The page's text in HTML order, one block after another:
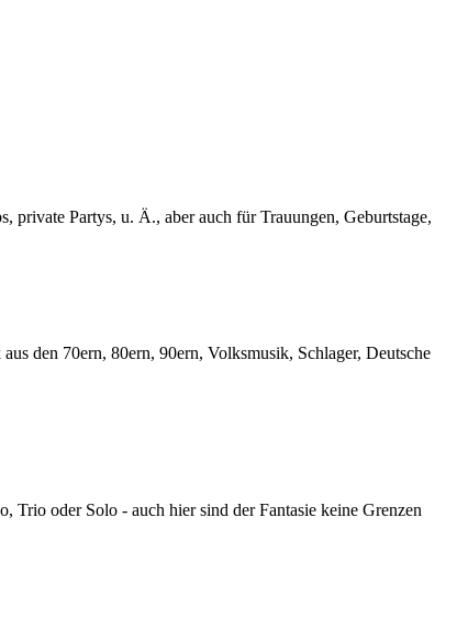
private Partys, u. Ä., aber auch für Trauungen, Geburtstage,
den 70ern, 80ern, 90ern, Volksmusik, Schlager, Deutsche
oder Solo - auch hier sind der Fantasie keine Grenzen